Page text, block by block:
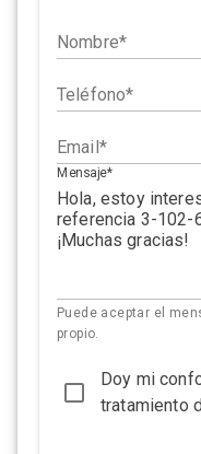
Nombre
Teléfono
Email
Mensaje
Puede aceptar el
propio.
Doy mi
tratamiento